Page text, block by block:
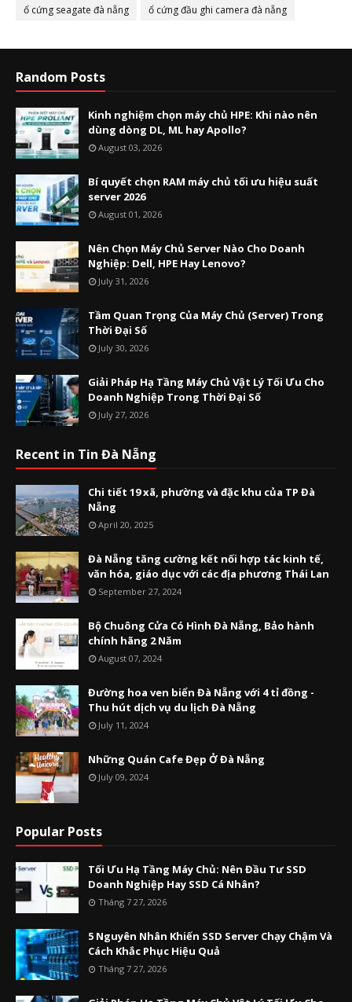
ổ cứng seagate đà nẵng
ổ cứng đầu ghi camera đà nẵng
Random Posts
Kinh nghiệm chọn máy chủ HPE: Khi nào nên
dùng dòng DL, ML hay Apollo?
August 03, 2026
Bí quyết chọn RAM máy chủ tối ưu hiệu suất
server 2026
August 01, 2026
Nên Chọn Máy Chủ Server Nào Cho Doanh
Nghiệp: Dell, HPE Hay Lenovo?
July 31, 2026
Tầm Quan Trọng Của Máy Chủ (Server) Trong
Thời Đại Số
July 30, 2026
Giải Pháp Hạ Tầng Máy Chủ Vật Lý Tối Ưu Cho
Doanh Nghiệp Trong Thời Đại Số
July 27, 2026
Recent in Tin Đà Nẵng
Chi tiết 19 xã, phường và đặc khu của TP Đà
Nẵng
April 20, 2025
Đà Nẵng tăng cường kết nối hợp tác kinh tế,
văn hóa, giáo dục với các địa phương Thái Lan
September 27, 2024
Bộ Chuông Cửa Có Hình Đà Nẵng, Bảo hành
chính hãng 2 Năm
August 07, 2024
Đường hoa ven biển Đà Nẵng với 4 tỉ đồng -
Thu hút dịch vụ du lịch Đà Nẵng
July 11, 2024
Những Quán Cafe Đẹp Ở Đà Nẵng
July 09, 2024
Popular Posts
Tối Ưu Hạ Tầng Máy Chủ: Nên Đầu Tư SSD
Doanh Nghiệp Hay SSD Cá Nhân?
Tháng 7 27, 2026
5 Nguyên Nhân Khiến SSD Server Chạy Chậm Và
Cách Khắc Phục Hiệu Quả
Tháng 7 27, 2026